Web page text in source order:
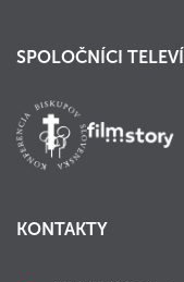
SPOLOČNÍCI
KONTAKTY